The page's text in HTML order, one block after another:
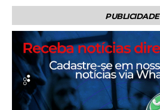
PUBLICIDADE